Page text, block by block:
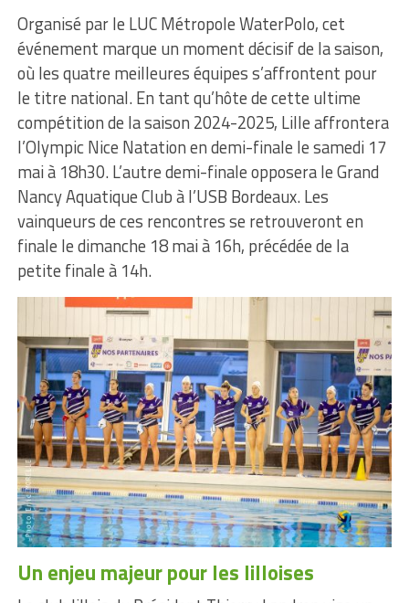
Organisé par le LUC Métropole WaterPolo, cet
événement marque un moment décisif de la saison,
où les quatre meilleures équipes s’affrontent pour
le titre national. En tant qu’hôte de cette ultime
compétition de la saison 2024-2025, Lille affrontera
l’Olympic Nice Natation en demi-finale le samedi 17
mai à 18h30. L’autre demi-finale opposera le Grand
Nancy Aquatique Club à l’USB Bordeaux. Les
vainqueurs de ces rencontres se retrouveront en
finale le dimanche 18 mai à 16h, précédée de la
petite finale à 14h.
Un enjeu majeur pour les lilloises